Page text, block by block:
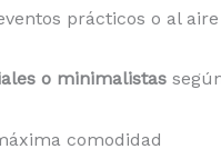
prácticos o al
o minimalistas
comodidad